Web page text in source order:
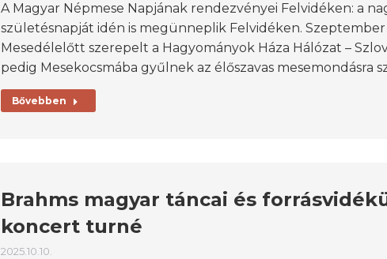
A Magyar Népmese Napjának rendezvényei Felvidéken: a
születésnapját idén is megünneplik Felvidéken.
Mesedélelőtt szerepelt a Hagyományok Háza Hálózat –
pedig Mesekocsmába gyűlnek az élőszavas mesemondásra
Bővebben
Brahms magyar táncai és
koncert turné
2025.10.10.